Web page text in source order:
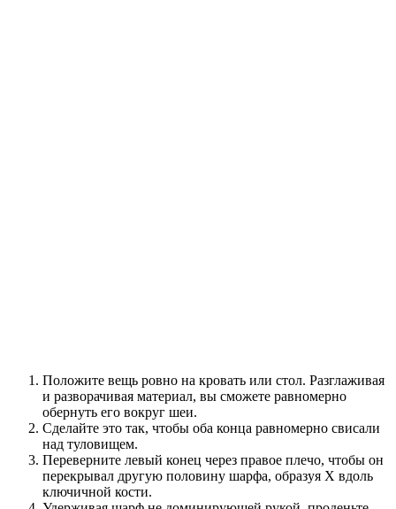
Положите вещь ровно на кровать или стол. Разглаживая
и разворачивая материал, вы сможете равномерно
обернуть его вокруг шеи.
Сделайте это так, чтобы оба конца равномерно свисали
над туловищем.
Переверните левый конец через правое плечо, чтобы он
перекрывал другую половину шарфа, образуя X вдоль
ключичной кости.